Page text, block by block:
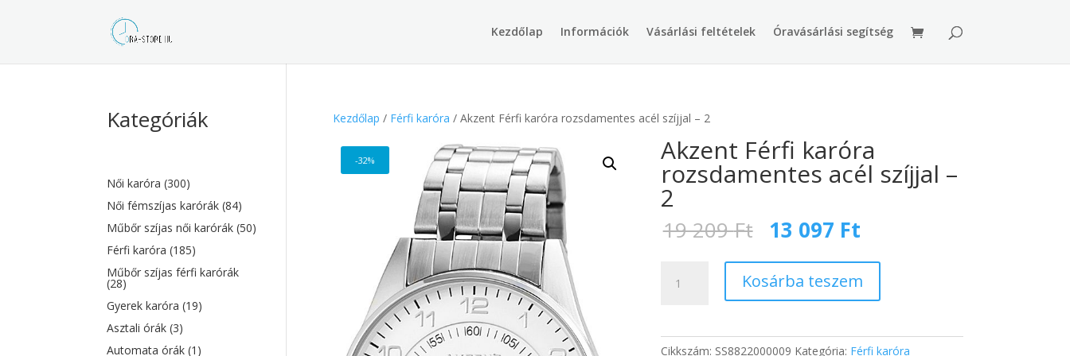
Kezdőlap Információk Vásárlási feltételek Óravásárlási segítség
search
Kezdőlap / Férfi karóra / Akzent Férfi karóra rozsdamentes acél szíjjal – 2
-32% Akzent Férfi karóra
rozsdamentes acél szíjjal –
2
19 209Ft Original
price
was:
19
209 Ft.
13 097 Ft
is:
13
097 Ft.
Férfi
acél
Kosárba teszem
Cikkszám: SS8822000009 Kategória: Férfi karóra
Kategóriák
Női karóra(300)
Női fémszíjas karórák(84)
Műbőr szíjas női karórák(50)
Férfi karóra(185)
Műbőr szíjas férfi karórák
(28)
Gyerek karóra(19)
Asztali órák(3)
Automata órák(1)